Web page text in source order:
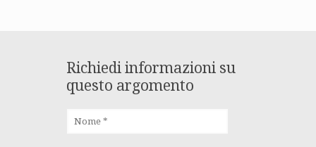
Richiedi informazioni su
questo argomento